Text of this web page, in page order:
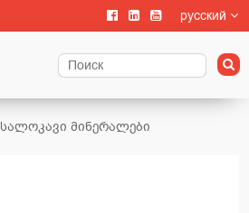
русский
სალოკავი მინერალები